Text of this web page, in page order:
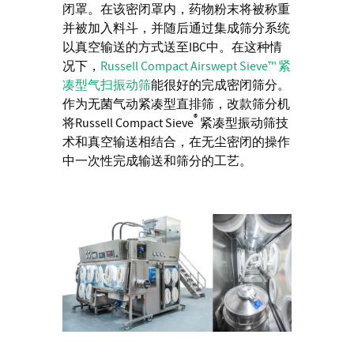
闭罩。在该密闭罩内，药物粉末将被称重
并被加入料斗，并随后通过集成筛分系统
以真空输送的方式送至IBC中。在这种情
况下， Russell Compact Airswept Sieve™紧
凑型气扫振动筛能很好的完成密闭筛分。
作为无菌气动紧凑型直排筛，改款筛分机
将Russell Compact Sieve® 紧凑型振动筛技
术和真空输送相结合，在无尘密闭的操作
中一次性完成输送和筛分的工艺。